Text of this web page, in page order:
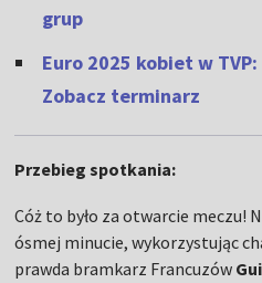
grup
Euro 2025 kobiet w
Zobacz terminarz
Przebieg spotkania:
Cóż to było za otwarcie meczu!
ósmej minucie, wykorzystując
prawda bramkarz Francuzów